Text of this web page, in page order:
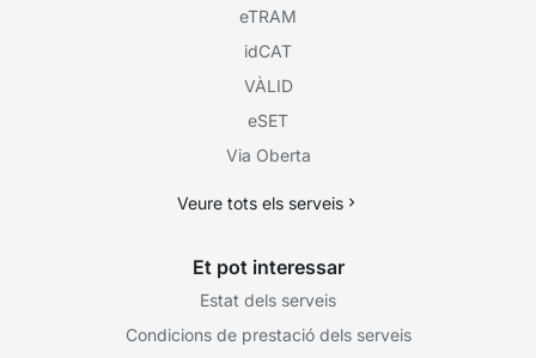
eTRAM
idCAT
VÀLID
eSET
Via Oberta
Veure tots els serveis
Et pot interessar
Estat dels serveis
Condicions de prestació dels serveis